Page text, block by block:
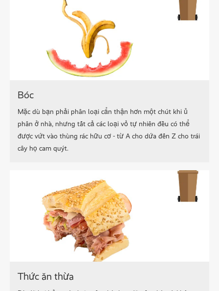
Bóc
Mặc dù bạn phải phân loại cẩn thận hơn một chút khi ủ
phân ở nhà, nhưng tất cả các loại vỏ tự nhiên đều có thể
được vứt vào thùng rác hữu cơ - từ A cho dứa đến Z cho trái
cây họ cam quýt.
Thức ăn thừa